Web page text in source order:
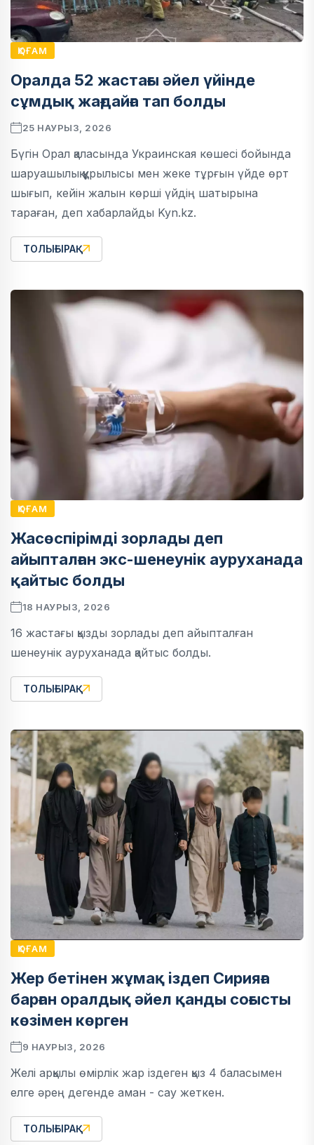
ҚОҒАМ
Оралда 52 жастағы әйел үйінде
сұмдық жағдайға тап болды
25 НАУРЫЗ, 2026
Бүгін Орал қаласында Украинская көшесі бойында
шаруашылық құрылысы мен жеке тұрғын үйде өрт
шығып, кейін жалын көрші үйдің шатырына
тараған, деп хабарлайды Kyn.kz.
ТОЛЫҒЫРАҚ
ҚОҒАМ
Жасөспірімді зорлады деп
айыпталған экс-шенеунік ауруханада
қайтыс болды
18 НАУРЫЗ, 2026
16 жастағы қызды зорлады деп айыпталған
шенеунік ауруханада қайтыс болды.
ТОЛЫҒЫРАҚ
ҚОҒАМ
Жер бетінен жұмақ іздеп Сирияға
барған оралдық әйел қанды соғысты
көзімен көрген
9 НАУРЫЗ, 2026
Желі арқылы өмірлік жар іздеген қыз 4 баласымен
елге әрең дегенде аман - сау жеткен.
ТОЛЫҒЫРАҚ